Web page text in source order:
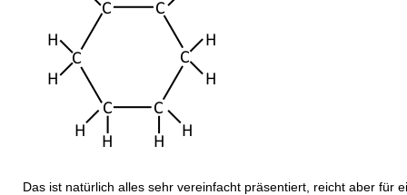
Das ist natürlich alles sehr vereinfacht präsentiert, reicht aber für